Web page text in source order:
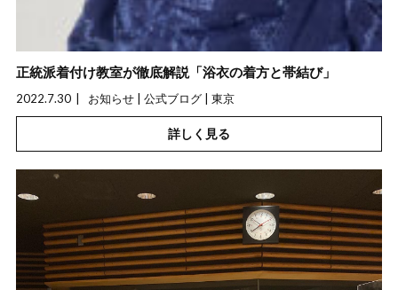
正統派着付け教室が徹底解説「浴衣の着方と帯結び」
2022.7.30
お知らせ | 公式ブログ | 東京
詳しく見る